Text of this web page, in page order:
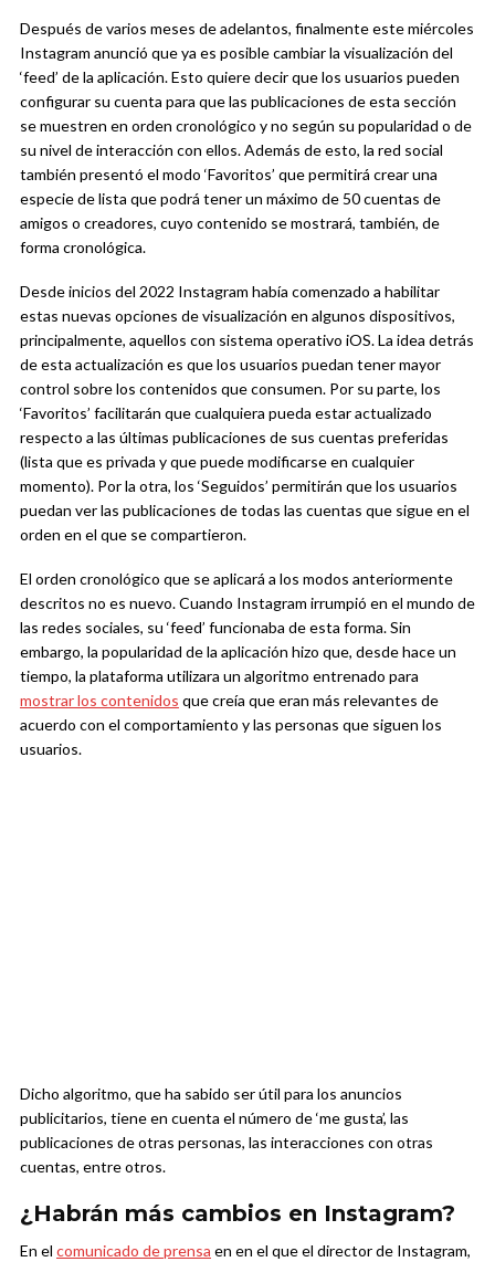
Después de varios meses de adelantos, finalmente este miércoles
Instagram anunció que ya es posible cambiar la visualización del
‘feed’ de la aplicación. Esto quiere decir que los usuarios pueden
configurar su cuenta para que las publicaciones de esta sección
se muestren en orden cronológico y no según su popularidad o de
su nivel de interacción con ellos. Además de esto, la red social
también presentó el modo ‘Favoritos’ que permitirá crear una
especie de lista que podrá tener un máximo de 50 cuentas de
amigos o creadores, cuyo contenido se mostrará, también, de
forma cronológica.
Desde inicios del 2022 Instagram había comenzado a habilitar
estas nuevas opciones de visualización en algunos dispositivos,
principalmente, aquellos con sistema operativo iOS. La idea detrás
de esta actualización es que los usuarios puedan tener mayor
control sobre los contenidos que consumen. Por su parte, los
‘Favoritos’ facilitarán que cualquiera pueda estar actualizado
respecto a las últimas publicaciones de sus cuentas preferidas
(lista que es privada y que puede modificarse en cualquier
momento). Por la otra, los ‘Seguidos’ permitirán que los usuarios
puedan ver las publicaciones de todas las cuentas que sigue en el
orden en el que se compartieron.
El orden cronológico que se aplicará a los modos anteriormente
descritos no es nuevo. Cuando Instagram irrumpió en el mundo de
las redes sociales, su ‘feed’ funcionaba de esta forma. Sin
embargo, la popularidad de la aplicación hizo que, desde hace un
tiempo, la plataforma utilizara un algoritmo entrenado para
mostrar los contenidos que creía que eran más relevantes de
acuerdo con el comportamiento y las personas que siguen los
usuarios.
Dicho algoritmo, que ha sabido ser útil para los anuncios
publicitarios, tiene en cuenta el número de ‘me gusta’, las
publicaciones de otras personas, las interacciones con otras
cuentas, entre otros.
¿Habrán más cambios en Instagram?
En el comunicado de prensa en en el que el director de Instagram,